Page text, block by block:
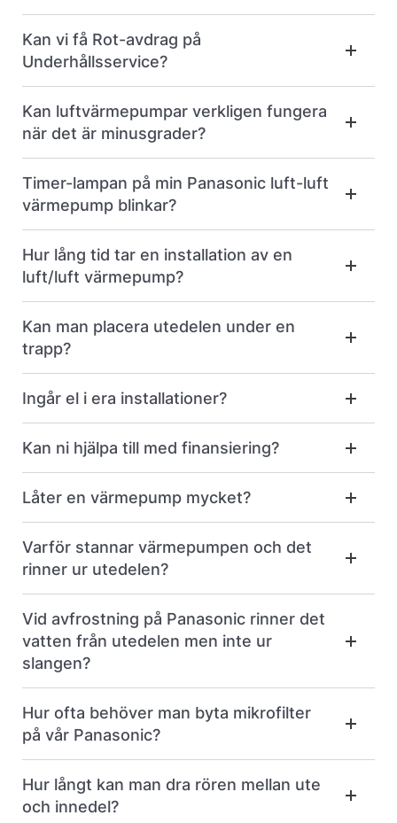
Kan vi få Rot-avdrag på
Underhållsservice?
Kan luftvärmepumpar verkligen fungera
när det är minusgrader?
Timer-lampan på min Panasonic luft-luft
värmepump blinkar?
Hur lång tid tar en installation av en
luft/luft värmepump?
Kan man placera utedelen under en
trapp?
Ingår el i era installationer?
Kan ni hjälpa till med finansiering?
Låter en värmepump mycket?
Varför stannar värmepumpen och det
rinner ur utedelen?
Vid avfrostning på Panasonic rinner det
vatten från utedelen men inte ur
slangen?
Hur ofta behöver man byta mikrofilter
på vår Panasonic?
Hur långt kan man dra rören mellan ute
och innedel?